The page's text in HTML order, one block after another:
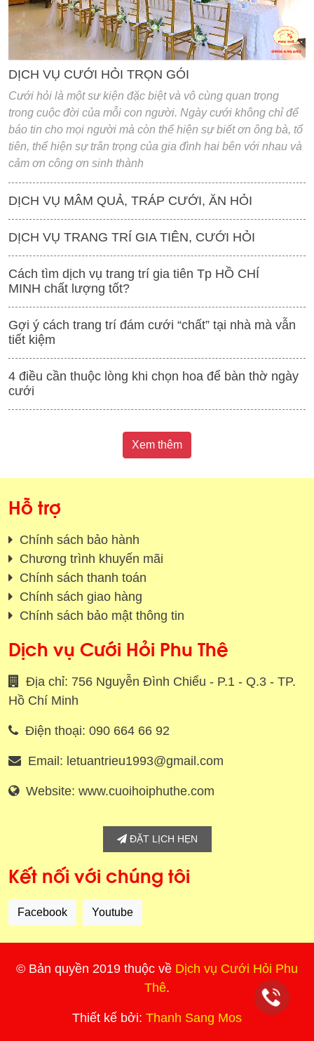
DỊCH VỤ CƯỚI HỎI TRỌN GÓI
Cưới hỏi là một sư kiện đặc biệt và vô cùng quan trọng
trong cuộc đời của mỗi con người. Ngày cưới không chỉ để
báo tin cho mọi người mà còn thể hiện sự biết ơn ông bà, tổ
tiên, thể hiện sự trân trọng của gia đình hai bên với nhau và
cảm ơn công ơn sinh thành
DỊCH VỤ MÂM QUẢ, TRÁP CƯỚI, ĂN HỎI
DỊCH VỤ TRANG TRÍ GIA TIÊN, CƯỚI HỎI
Cách tìm dịch vụ trang trí gia tiên Tp HỒ CHÍ
MINH chất lượng tốt?
Gợi ý cách trang trí đám cưới “chất” tại nhà mà vẫn
tiết kiệm
4 điều cần thuộc lòng khi chọn hoa để bàn thờ ngày
cưới
Xem thêm
Hỗ trợ
Chính sách bảo hành
Chương trình khuyến mãi
Chính sách thanh toán
Chính sách giao hàng
Chính sách bảo mật thông tin
Dịch vụ Cưới Hỏi Phu Thê
Địa chỉ: 756 Nguyễn Đình Chiểu - P.1 - Q.3 - TP.
Hồ Chí Minh
Điện thoại: 090 664 66 92
Email: letuantrieu1993@gmail.com
Website: www.cuoihoiphuthe.com
ĐẶT LỊCH HẸN
Kết nối với chúng tôi
Facebook Youtube
© Bản quyền 2019 thuộc về Dịch vụ Cưới Hỏi Phu
Thê.
Thiết kế bởi: Thanh Sang Mos